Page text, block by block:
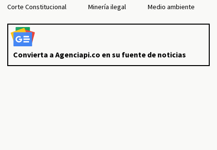
Corte Constitucional
Minería ilegal Medio ambiente
Convierta a Agenciapi.co en su fuente de noticias